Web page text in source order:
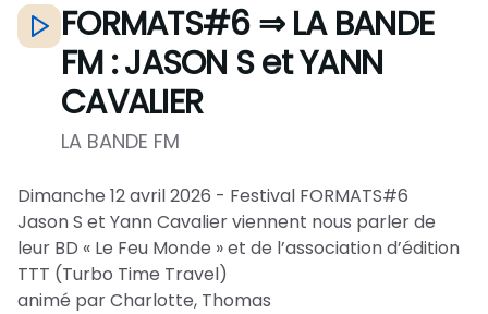
FORMATS#6 ⇒ LA BANDE
FM : JASON S et YANN
CAVALIER
LA BANDE FM
Dimanche 12 avril 2026 - Festival FORMATS#6
Jason S et Yann Cavalier viennent nous parler de
leur BD « Le Feu Monde » et de l’association d’édition
TTT (Turbo Time Travel)
animé par Charlotte, Thomas